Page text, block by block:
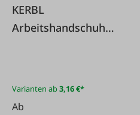
KERBL
Arbeitshandschuh
Varianten ab3,16 €*
Ab